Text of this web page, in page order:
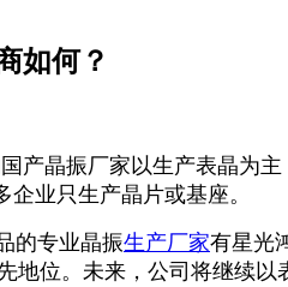
如何？
产晶振厂家以生产表晶为
业只生产晶片或基座。
的专业晶振生产厂家有星光
位。未来，公司将继续